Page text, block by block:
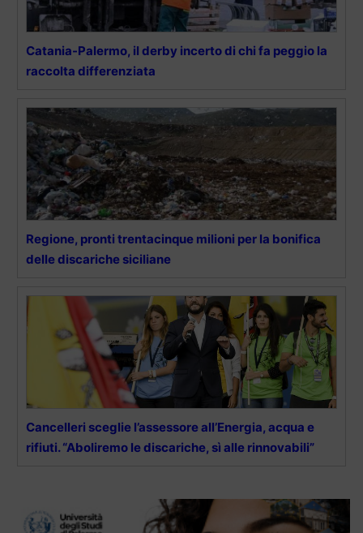
Catania-Palermo, il derby incerto di chi fa peggio la
raccolta differenziata
Regione, pronti trentacinque milioni per la bonifica
delle discariche siciliane
Cancelleri sceglie l’assessore all’Energia, acqua e
rifiuti. “Aboliremo le discariche, sì alle rinnovabili”